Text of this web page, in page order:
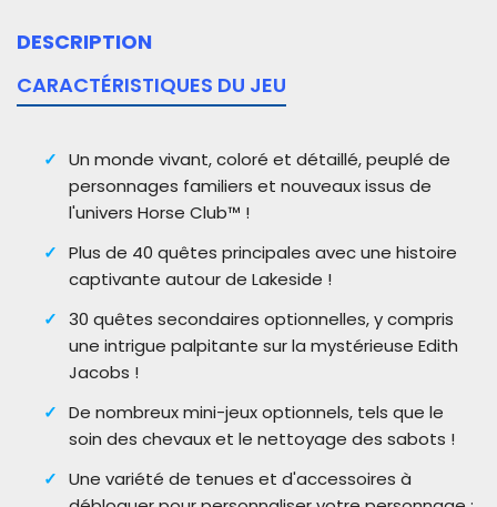
DESCRIPTION
CARACTÉRISTIQUES DU JEU
Un monde vivant, coloré et détaillé, peuplé de
personnages familiers et nouveaux issus de
l'univers Horse Club™ !
Plus de 40 quêtes principales avec une histoire
captivante autour de Lakeside !
30 quêtes secondaires optionnelles, y compris
une intrigue palpitante sur la mystérieuse Edith
Jacobs !
De nombreux mini-jeux optionnels, tels que le
soin des chevaux et le nettoyage des sabots !
Une variété de tenues et d'accessoires à